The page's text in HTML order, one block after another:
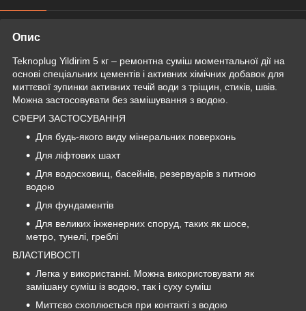
Опис
Teknoplug Yildirim 5 кг – ремонтна суміш моментальної дії на
основі спеціальних цементів і активних хімічних добавок для
миттєвої зупинки активних течій води з тріщин, стиків, швів.
Можна застосовувати без замішування з водою.
СФЕРИ ЗАСТОСУВАННЯ
Для будь-якого виду мінеральних поверхонь
Для ліфтових шахт
Для водосховищ, басейнів, резервуарів з питною
водою
Для фундаментів
Для великих інженерних споруд, таких як шосе,
метро, тунелі, греблі
ВЛАСТИВОСТІ
Легка у використанні. Можна використовувати як
замішану суміш із водою, так і суху суміш
Миттєво схоплюється при контакті з водою